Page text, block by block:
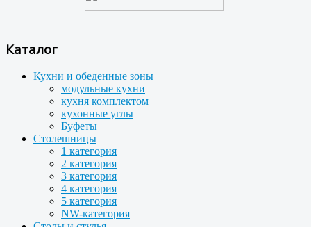
Каталог
Кухни и обеденные зоны
модульные кухни
кухня комплектом
кухонные углы
Буфеты
Столешницы
1 категория
2 категория
3 категория
4 категория
5 категория
NW-категория